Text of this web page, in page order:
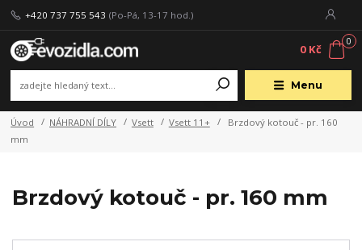
Menu
+420 737 755 543 (Po-Pá, 13-17 hod.)
0
0 Kč
Úvod NÁHRADNÍ DÍLY Vsett Vsett 11+
Brzdový kotouč - pr. 160
mm
Brzdový kotouč - pr. 160 mm